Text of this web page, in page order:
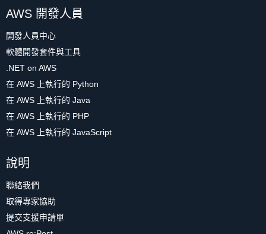
AWS 開發人員
開發人員中心
軟體開發套件與工具
.NET on AWS
在 AWS 上執行的 Python
在 AWS 上執行的 Java
在 AWS 上執行的 PHP
在 AWS 上執行的 JavaScript
說明
聯絡我們
取得專家協助
提交支援申請單